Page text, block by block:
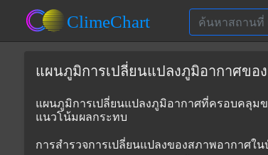
แผนภูมิการเปลี่ยนแปลงภูมิอากาศขอ
แผนภูมิการเปลี่ยนแปลงภูมิอากาศที่ครอบคลุมข
แนวโน้มผลกระทบ
การสำรวจการเปลี่ยนแปลงของสภาพอากาศใ